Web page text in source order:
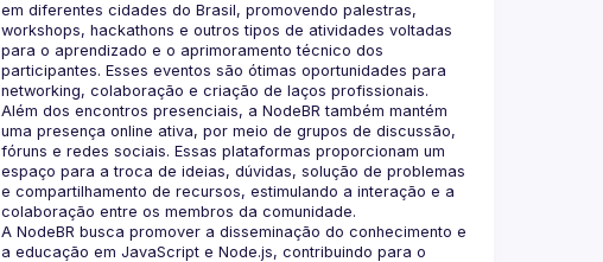
em diferentes cidades do Brasil, promovendo palestras,
workshops, hackathons e outros tipos de atividades voltadas
para o aprendizado e o aprimoramento técnico dos
participantes. Esses eventos são ótimas oportunidades para
Além dos encontros presenciais, a NodeBR também mantém
uma presença online ativa, por meio de grupos de discussão,
fóruns e redes sociais. Essas plataformas proporcionam um
espaço para a troca de ideias, dúvidas, solução de problemas
e compartilhamento de recursos, estimulando a interação e a
A NodeBR busca promover a disseminação do conhecimento e
a educação em JavaScript e Node.js, contribuindo para o